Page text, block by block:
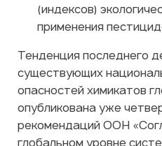
(индексов)
применения
Тенденция последнего
существующих
опасностей химикатов
опубликована уже
рекомендаций ООН
глобальном уровне